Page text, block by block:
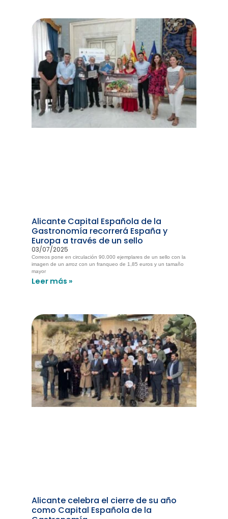
Alicante Capital Española de la
Gastronomía recorrerá España y
Europa a través de un sello
03/07/2025
Correos pone en circulación 90.000 ejemplares de un sello con la
imagen de un arroz con un franqueo de 1,85 euros y un tamaño
mayor
Leer más »
Alicante celebra el cierre de su año
como Capital Española de la